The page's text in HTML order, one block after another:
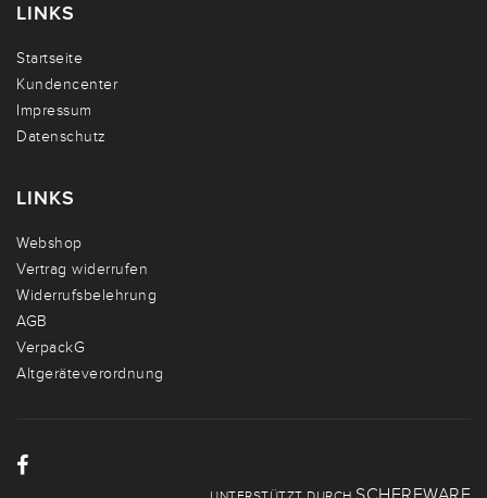
LINKS
Startseite
Kundencenter
Impressum
Datenschutz
LINKS
Webshop
Vertrag widerrufen
Widerrufsbelehrung
AGB
VerpackG
Altgeräteverordnung